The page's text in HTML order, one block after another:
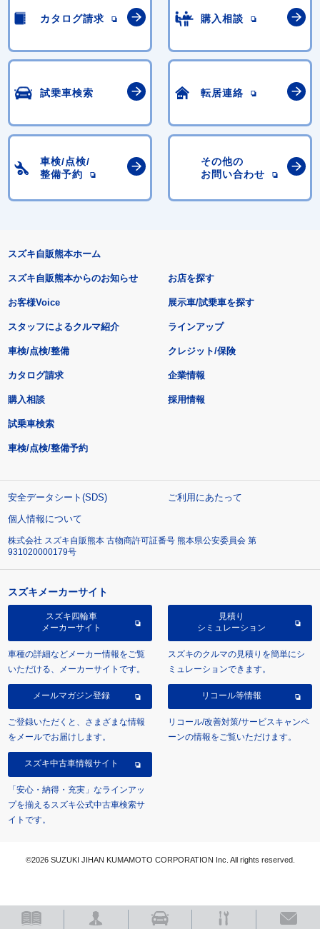
カタログ請求 購入相談
試乗車検索 転居連絡
車検/点検/
整備予約
その他の
お問い合わせ
スズキ自販熊本ホーム
スズキ自販熊本からのお知らせ
お客様Voice
スタッフによるクルマ紹介
お店を探す
展示車/試乗車を探す
ラインアップ
車検/点検/整備 クレジット/保険
カタログ請求
購入相談
試乗車検索
車検/点検/整備予約
企業情報
採用情報
安全データシート(SDS)
ご利用にあたって
個人情報について
株式会社 スズキ自販熊本 古物商許可証番号 熊本県公安委員会 第
931020000179号
スズキメーカーサイト
スズキ四輪車
メーカーサイト
車種の詳細などメーカー情報をご覧
いただける、メーカーサイトです。
見積り
シミュレーション
スズキのクルマの見積りを簡単にシ
ミュレーションできます。
メールマガジン登録
ご登録いただくと、さまざまな情報
をメールでお届けします。
リコール等情報
リコール/改善対策/サービスキャンペ
ーンの情報をご覧いただけます。
スズキ中古車情報サイト
「安心・納得・充実」なラインアッ
プを揃えるスズキ公式中古車検索サ
イトです。
©2026 SUZUKI JIHAN KUMAMOTO CORPORATION Inc. All rights reserved.